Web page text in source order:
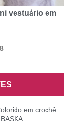
vestuário em
em crochê